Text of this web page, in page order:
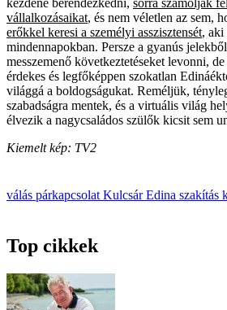
kezdene berendezkedni, sorra számolják
vállalkozásaikat, és nem véletlen az sem,
erőkkel keresi a személyi asszisztensét, aki
mindennapokban. Persze a gyanús
messzemenő következtetéseket levonni,
érdekes és legfőképpen szokatlan
világgá a boldogságukat. Reméljük,
szabadságra mentek, és a virtuális világ
élvezik a nagycsaládos szülők kicsit sem
Kiemelt kép: TV2
válás párkapcsolat Kulcsár Edina szakítás
Top cikkek